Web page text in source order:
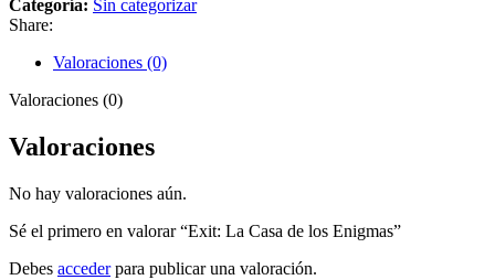
Categoría: Sin categorizar
Share:
Valoraciones (0)
Valoraciones (0)
Valoraciones
No hay valoraciones aún.
Sé el primero en valorar “Exit: La Casa de los Enigmas”
Debes accederpara publicar una valoración.